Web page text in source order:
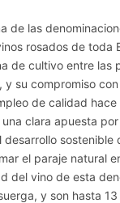
de las
rosados de toda
de cultivo entre las
y su compromiso
de calidad
clara apuesta
desarrollo sostenible
el paraje natural
del vino de esta
y son hasta